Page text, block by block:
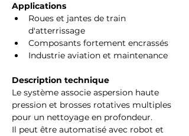
Applications
Roues et jantes de train
d'atterrissage
Composants fortement encrassés
Industrie aviation et maintenance
Description technique
Le système associe aspersion haute
pression et brosses rotatives multiples
pour un nettoyage en profondeur.
Il peut être automatisé avec robot et